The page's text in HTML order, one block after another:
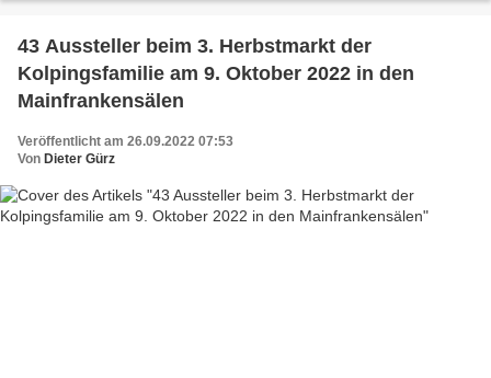
43 Aussteller beim 3. Herbstmarkt der
Kolpingsfamilie am 9. Oktober 2022 in den
Mainfrankensälen
Veröffentlicht am 26.09.2022 07:53
Von Dieter Gürz